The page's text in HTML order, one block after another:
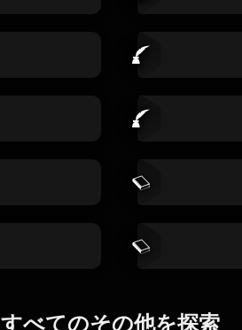
すべてのその他を探索